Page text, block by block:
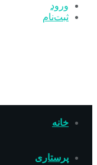
ورود
ثبت‌نام
خانه
پرستاری